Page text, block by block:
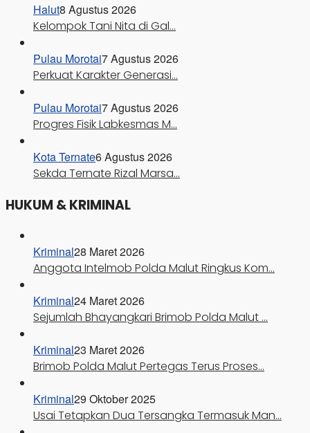
Halut8 Agustus 2026
Kelompok Tani Nita di Gal…
Pulau Morotai7 Agustus 2026
Perkuat Karakter Generasi…
Pulau Morotai7 Agustus 2026
Progres Fisik Labkesmas M…
Kota Ternate6 Agustus 2026
Sekda Ternate Rizal Marsa…
HUKUM & KRIMINAL
Kriminal28 Maret 2026
Anggota Intelmob Polda Malut Ringkus Kom…
Kriminal24 Maret 2026
Sejumlah Bhayangkari Brimob Polda Malut …
Kriminal23 Maret 2026
Brimob Polda Malut Pertegas Terus Proses…
Kriminal29 Oktober 2025
Usai Tetapkan Dua Tersangka Termasuk Man…